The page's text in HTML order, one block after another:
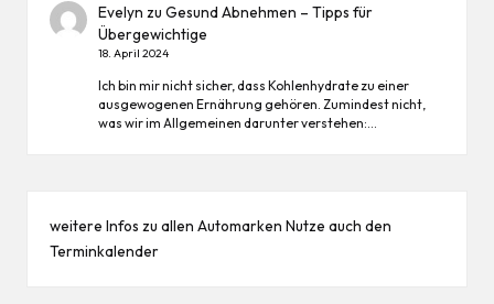
Evelyn zuGesund Abnehmen – Tipps für
Übergewichtige
18. April 2024
Ich bin mir nicht sicher, dass Kohlenhydrate zu einer
ausgewogenen Ernährung gehören. Zumindest nicht,
was wir im Allgemeinen darunter verstehen:…
weitere Infos zu allen Automarken Nutze auch den
Terminkalender